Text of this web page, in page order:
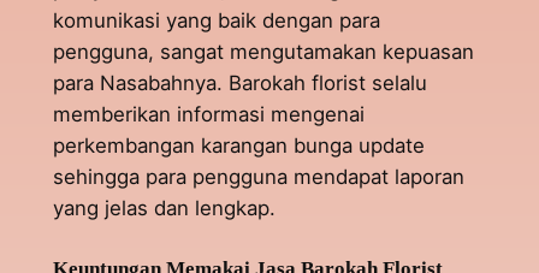
komunikasi yang baik dengan para
pengguna, sangat mengutamakan kepuasan
para Nasabahnya. Barokah florist selalu
memberikan informasi mengenai
perkembangan karangan bunga update
sehingga para pengguna mendapat laporan
yang jelas dan lengkap.